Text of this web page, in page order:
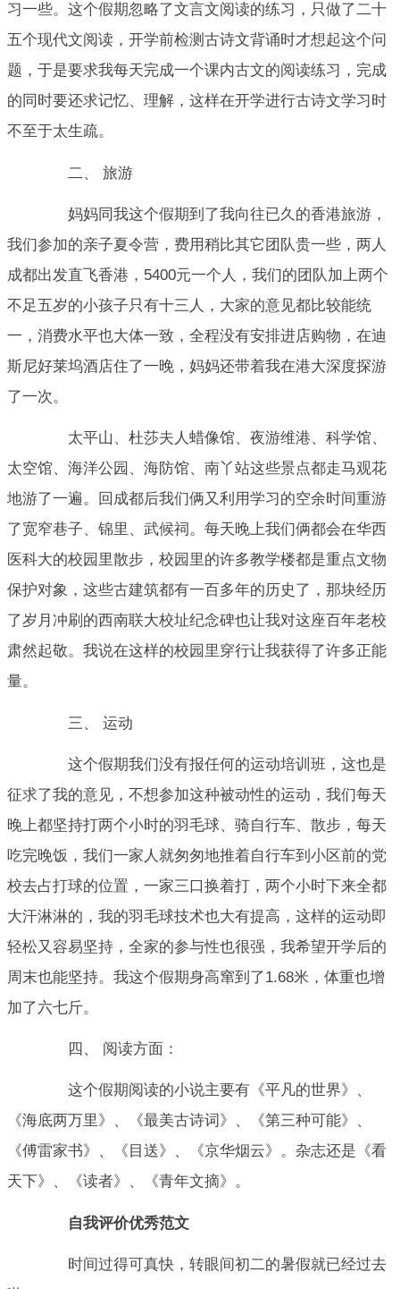
习一些。这个假期忽略了文言文阅读的练习，只做了二十
五个现代文阅读，开学前检测古诗文背诵时才想起这个问
题，于是要求我每天完成一个课内古文的阅读练习，完成
的同时要还求记忆、理解，这样在开学进行古诗文学习时
不至于太生疏。
二、 旅游
妈妈同我这个假期到了我向往已久的香港旅游，
我们参加的亲子夏令营，费用稍比其它团队贵一些，两人
成都出发直飞香港，5400元一个人，我们的团队加上两个
不足五岁的小孩子只有十三人，大家的意见都比较能统
一，消费水平也大体一致，全程没有安排进店购物，在迪
斯尼好莱坞酒店住了一晚，妈妈还带着我在港大深度探游
了一次。
太平山、杜莎夫人蜡像馆、夜游维港、科学馆、
太空馆、海洋公园、海防馆、南丫站这些景点都走马观花
地游了一遍。回成都后我们俩又利用学习的空余时间重游
了宽窄巷子、锦里、武候祠。每天晚上我们俩都会在华西
医科大的校园里散步，校园里的许多教学楼都是重点文物
保护对象，这些古建筑都有一百多年的历史了，那块经历
了岁月冲刷的西南联大校址纪念碑也让我对这座百年老校
肃然起敬。我说在这样的校园里穿行让我获得了许多正能
量。
三、 运动
这个假期我们没有报任何的运动培训班，这也是
征求了我的意见，不想参加这种被动性的运动，我们每天
晚上都坚持打两个小时的羽毛球、骑自行车、散步，每天
吃完晚饭，我们一家人就匆匆地推着自行车到小区前的党
校去占打球的位置，一家三口换着打，两个小时下来全都
大汗淋淋的，我的羽毛球技术也大有提高，这样的运动即
轻松又容易坚持，全家的参与性也很强，我希望开学后的
周末也能坚持。我这个假期身高窜到了1.68米，体重也增
加了六七斤。
四、 阅读方面：
这个假期阅读的小说主要有《平凡的世界》、
《海底两万里》、《最美古诗词》、《第三种可能》、
《傅雷家书》、《目送》、《京华烟云》。杂志还是《看
天下》、《读者》、《青年文摘》。
自我评价优秀范文
时间过得可真快，转眼间初二的暑假就已经过去